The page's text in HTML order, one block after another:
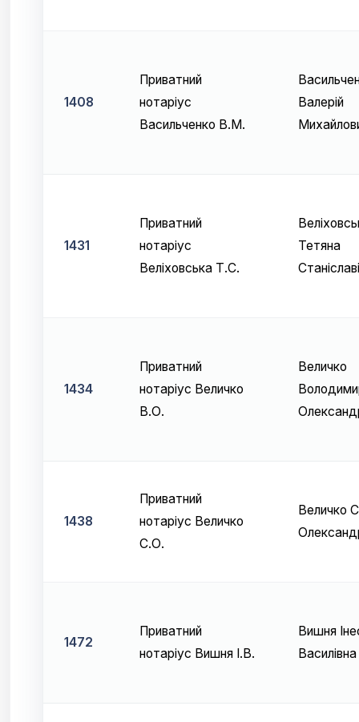
1408
Приватний
нотаріус
Васильченко В.М.
Валерій
1431
Приватний
нотаріус
Веліховська Т.С.
Тетяна
1434
Приватний
нотаріус Величко
В.О.
Величко
1438
Приватний
нотаріус Величко
С.О.
Величко
1472
Приватний
нотаріус Вишня І.В.
Вишня
Василівна